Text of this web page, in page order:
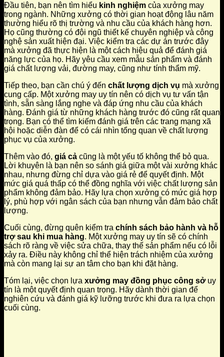
Đầu tiên, bạn nên tìm hiểu kinh nghiệm của xưởng may
trong ngành. Những xưởng có thời gian hoạt động lâu năm
thường hiểu rõ thị trường và nhu cầu của khách hàng hơn.
Họ cũng thường có đội ngũ thiết kế chuyên nghiệp và công
nghệ sản xuất hiện đại. Việc kiểm tra các dự án trước đây
mà xưởng đã thực hiện là một cách hiệu quả để đánh giá
năng lực của họ. Hãy yêu cầu xem mẫu sản phẩm và đánh
giá chất lượng vải, đường may, cũng như tính thẩm mỹ.
Tiếp theo, bạn cần chú ý đến chất lượng dịch vụ mà xưởng
cung cấp. Một xưởng may uy tín nên có dịch vụ tư vấn tận
tình, sẵn sàng lắng nghe và đáp ứng nhu cầu của khách
hàng. Đánh giá từ những khách hàng trước đó cũng rất quan
trọng. Bạn có thể tìm kiếm đánh giá trên các trang mạng xã
hội hoặc diễn đàn để có cái nhìn tổng quan về chất lượng
phục vụ của xưởng.
Thêm vào đó, giá cả cũng là một yếu tố không thể bỏ qua.
Lời khuyên là bạn nên so sánh giá giữa một vài xưởng khác
nhau, nhưng đừng chỉ dựa vào giá rẻ để quyết định. Một
mức giá quá thấp có thể đồng nghĩa với việc chất lượng sản
phẩm không đảm bảo. Hãy lựa chọn xưởng có mức giá hợp
lý, phù hợp với ngân sách của bạn nhưng vẫn đảm bảo chất
lượng.
Cuối cùng, đừng quên kiểm tra chính sách bảo hành và hỗ
trợ sau khi mua hàng. Một xưởng may uy tín sẽ có chính
sách rõ ràng về việc sửa chữa, thay thế sản phẩm nếu có lỗi
xảy ra. Điều này không chỉ thể hiện trách nhiệm của xưởng
mà còn mang lại sự an tâm cho bạn khi đặt hàng.
Tóm lại, việc chọn lựa xưởng may đồng phục công sởuy
tín là một quyết định quan trọng. Hãy dành thời gian để
nghiên cứu và đánh giá kỹ lưỡng trước khi đưa ra lựa chọn
cuối cùng.